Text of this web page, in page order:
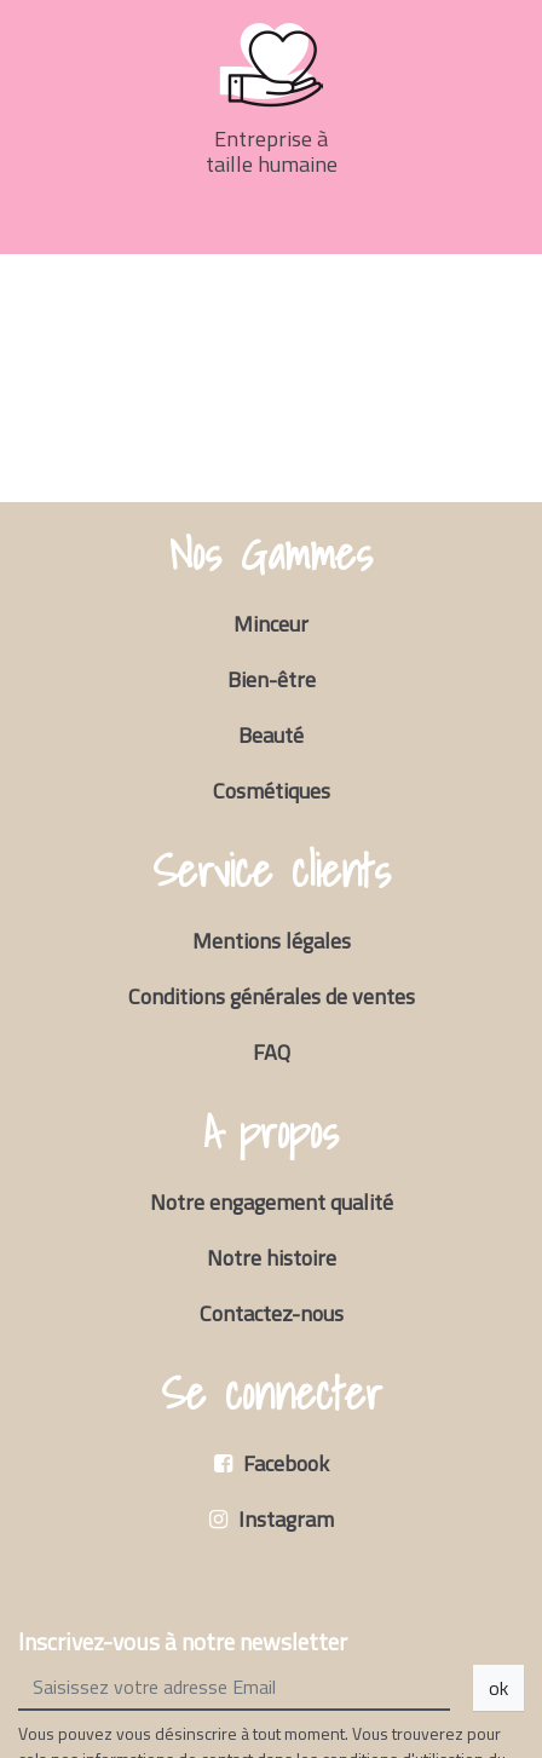
Entreprise à
taille humaine
Nos Gammes
Minceur
Bien-être
Beauté
Cosmétiques
Service clients
Mentions légales
Conditions générales de ventes
FAQ
A propos
Notre engagement qualité
Notre histoire
Contactez-nous
Se connecter
Facebook
Instagram
Inscrivez-vous à notre newsletter
ok
Vous pouvez vous désinscrire à tout moment. Vous trouverez pour